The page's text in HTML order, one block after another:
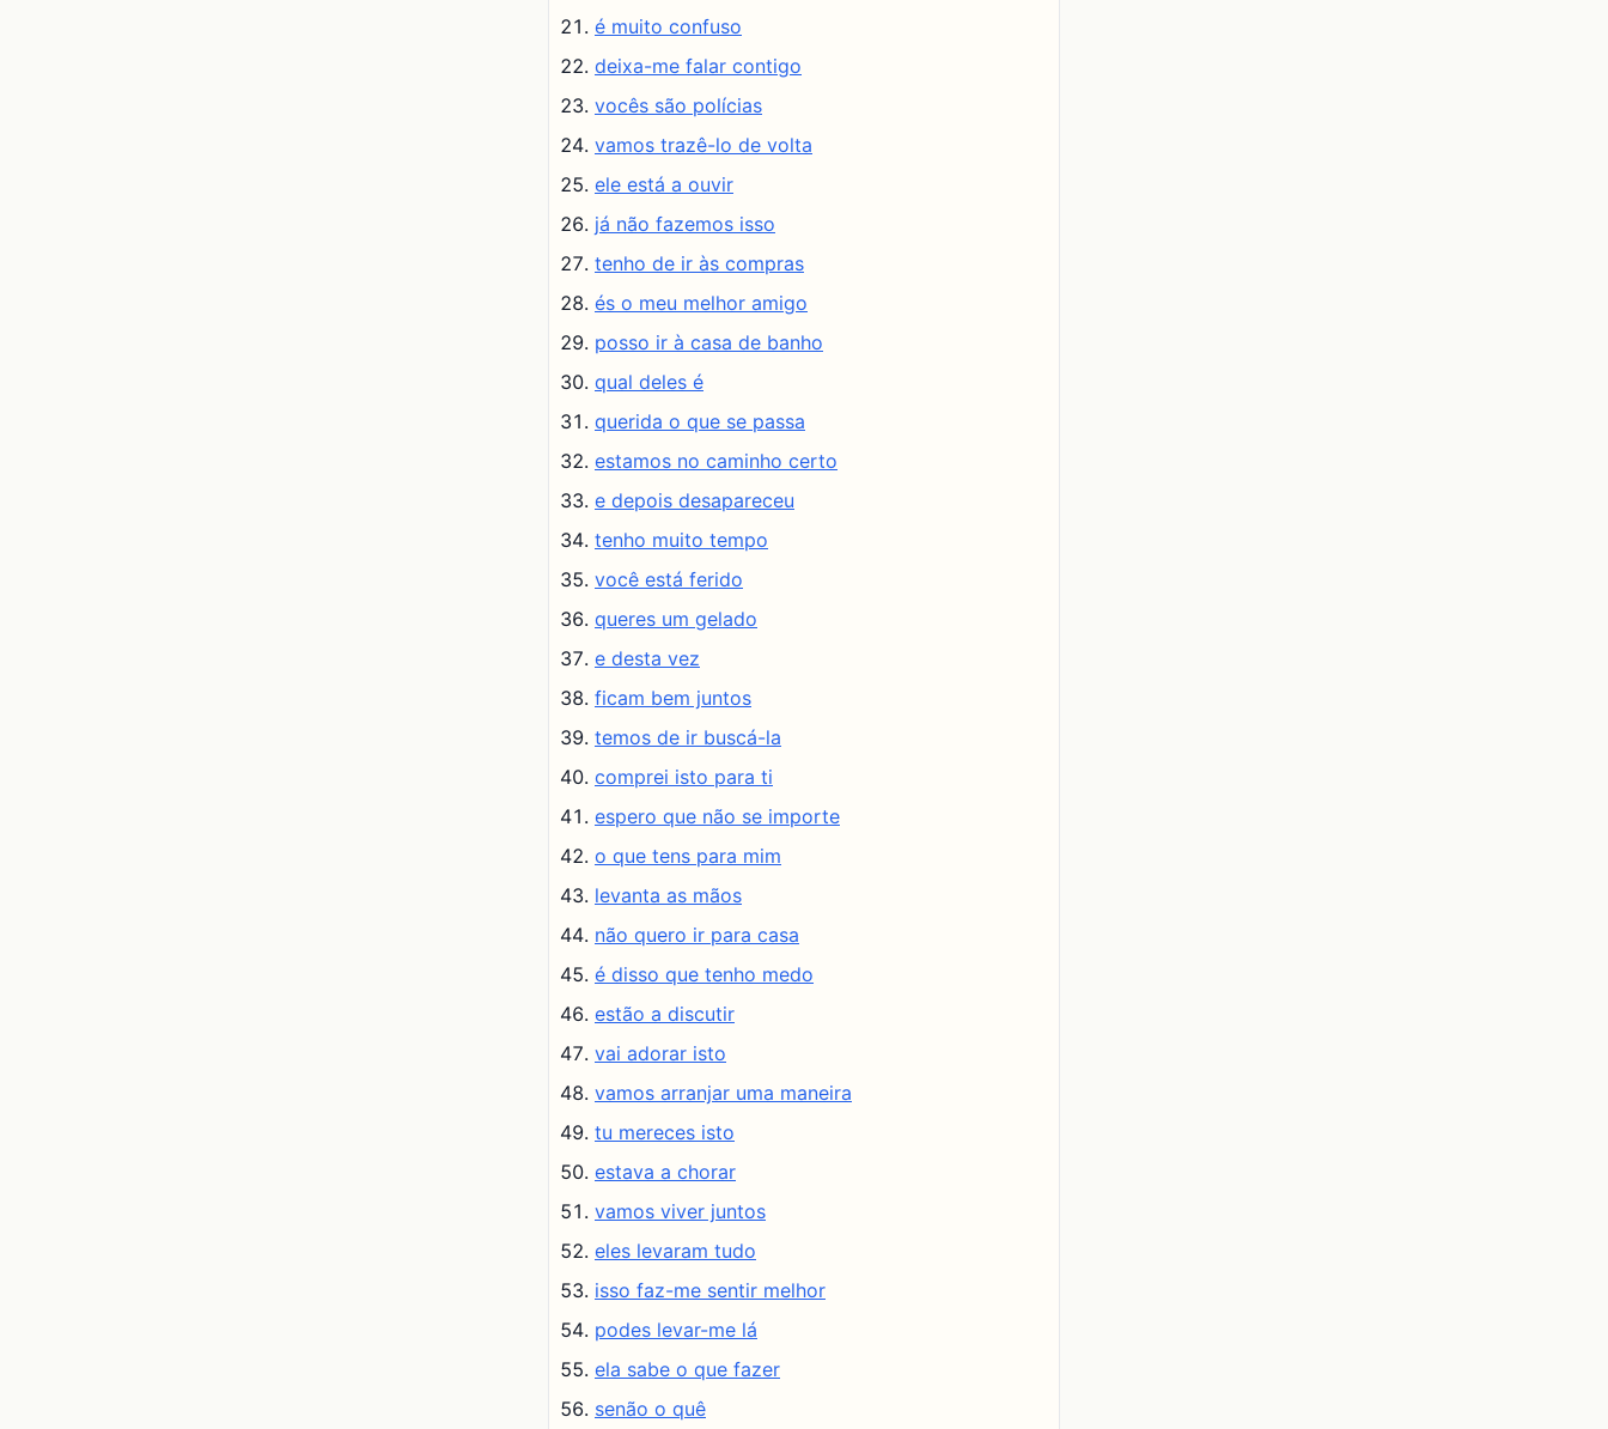
é muito confuso
deixa-me falar contigo
vocês são polícias
vamos trazê-lo de volta
ele está a ouvir
já não fazemos isso
tenho de ir às compras
és o meu melhor amigo
posso ir à casa de banho
qual deles é
querida o que se passa
estamos no caminho certo
e depois desapareceu
tenho muito tempo
você está ferido
queres um gelado
e desta vez
ficam bem juntos
temos de ir buscá-la
comprei isto para ti
espero que não se importe
o que tens para mim
levanta as mãos
não quero ir para casa
é disso que tenho medo
estão a discutir
vai adorar isto
vamos arranjar uma maneira
tu mereces isto
estava a chorar
vamos viver juntos
eles levaram tudo
isso faz-me sentir melhor
podes levar-me lá
ela sabe o que fazer
senão o quê